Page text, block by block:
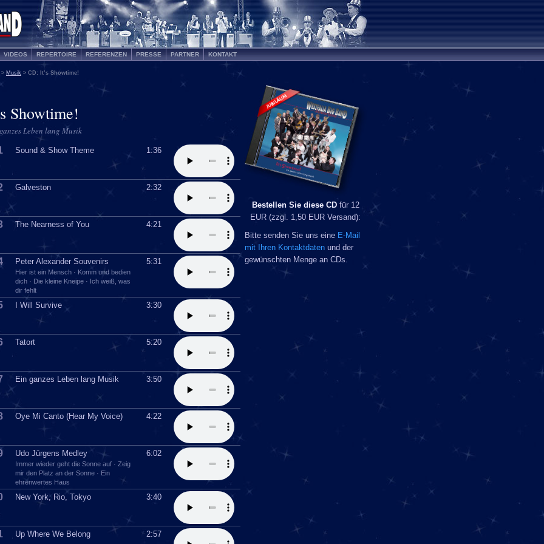
VIDEOS REPERTOIRE REFERENZEN PRESSE PARTNER KONTAKT
> Musik > CD: It’s Showtime!
Showtime!
Leben lang Musik
Sound & Show Theme 1:36
Galveston 2:32
The Nearness of You 4:21
Peter Alexander Souvenirs
Hier ist ein Mensch · Komm und bedien
dich · Die kleine Kneipe · Ich weiß, was
dir fehlt
5:31
I Will Survive 3:30
Tatort 5:20
Ein ganzes Leben lang Musik 3:50
Oye Mi Canto (Hear My Voice) 4:22
Udo Jürgens Medley
Immer wieder geht die Sonne auf · Zeig
mir den Platz an der Sonne · Ein
ehrenwertes Haus
6:02
New York, Rio, Tokyo 3:40
Up Where We Belong 2:57
Bestellen Sie diese CDfür 12
EUR (zzgl. 1,50 EUR Versand):
Bitte senden Sie uns eine E-Mail
mit Ihren Kontaktdaten und der
gewünschten Menge an CDs.